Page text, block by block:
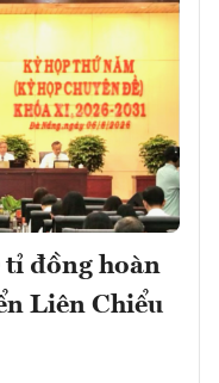
đồng hoàn
Liên Chiểu